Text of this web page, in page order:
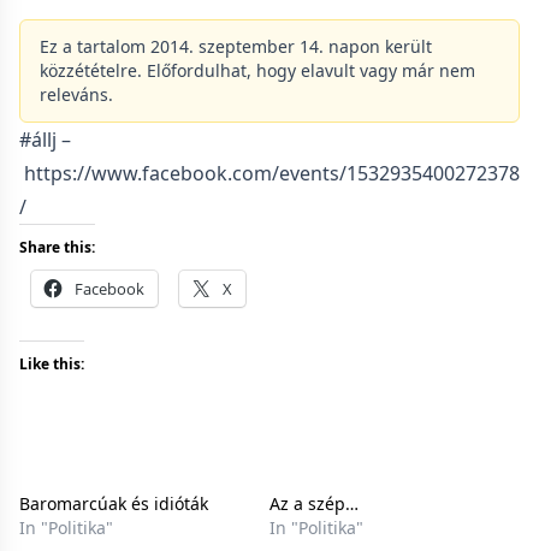
Ez a tartalom 2014. szeptember 14. napon került
közzétételre. Előfordulhat, hogy elavult vagy már nem
releváns.
#állj –
https://www.facebook.com/events/1532935400272378
/
Share this:
Facebook X
Like this:
Baromarcúak és idióták
In "Politika"
Az a szép…
In "Politika"